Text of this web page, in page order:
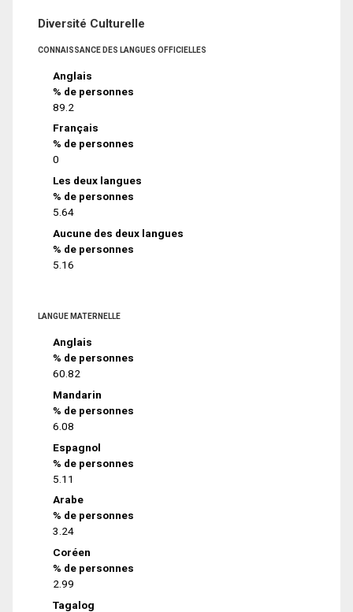
Diversité Culturelle
CONNAISSANCE DES LANGUES OFFICIELLES
Anglais
% de personnes
89.2
Français
% de personnes
0
Les deux langues
% de personnes
5.64
Aucune des deux langues
% de personnes
5.16
LANGUE MATERNELLE
Anglais
% de personnes
60.82
Mandarin
% de personnes
6.08
Espagnol
% de personnes
5.11
Arabe
% de personnes
3.24
Coréen
% de personnes
2.99
Tagalog